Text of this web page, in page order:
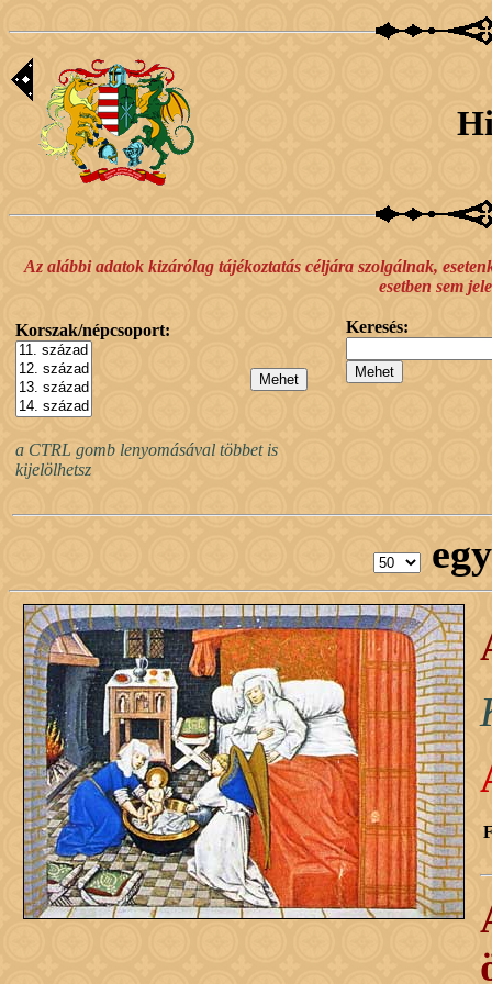
Az alábbi adatok kizárólag tájékoztatás céljára szolgálnak,
esetben sem
Korszak/népcsoport:
a CTRL gomb lenyomásával többet is
kijelölhetsz
Keresés: